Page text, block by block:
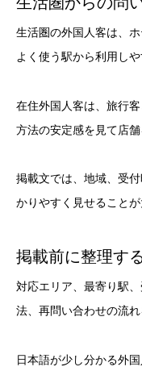
生活圏の外国人客は、
よく使う駅から利用し
在住外国人客は、旅行
方法の安定感を見て店舗
掲載文では、地域、受
かりやすく見せることが
掲載前に整理す
対応エリア、最寄り駅
法、再問い合わせの流れ
日本語が少し分かる外